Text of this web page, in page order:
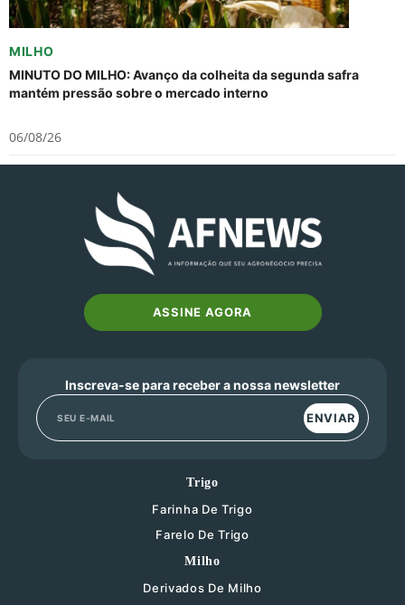
MILHO
MINUTO DO MILHO: Avanço da colheita da segunda safra
mantém pressão sobre o mercado interno
06/08/26
ASSINE AGORA
Inscreva-se para receber a nossa newsletter
ENVIAR
Trigo
Farinha De Trigo
Farelo De Trigo
Milho
Derivados De Milho